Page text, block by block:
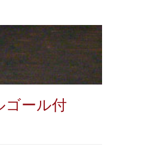
ール付